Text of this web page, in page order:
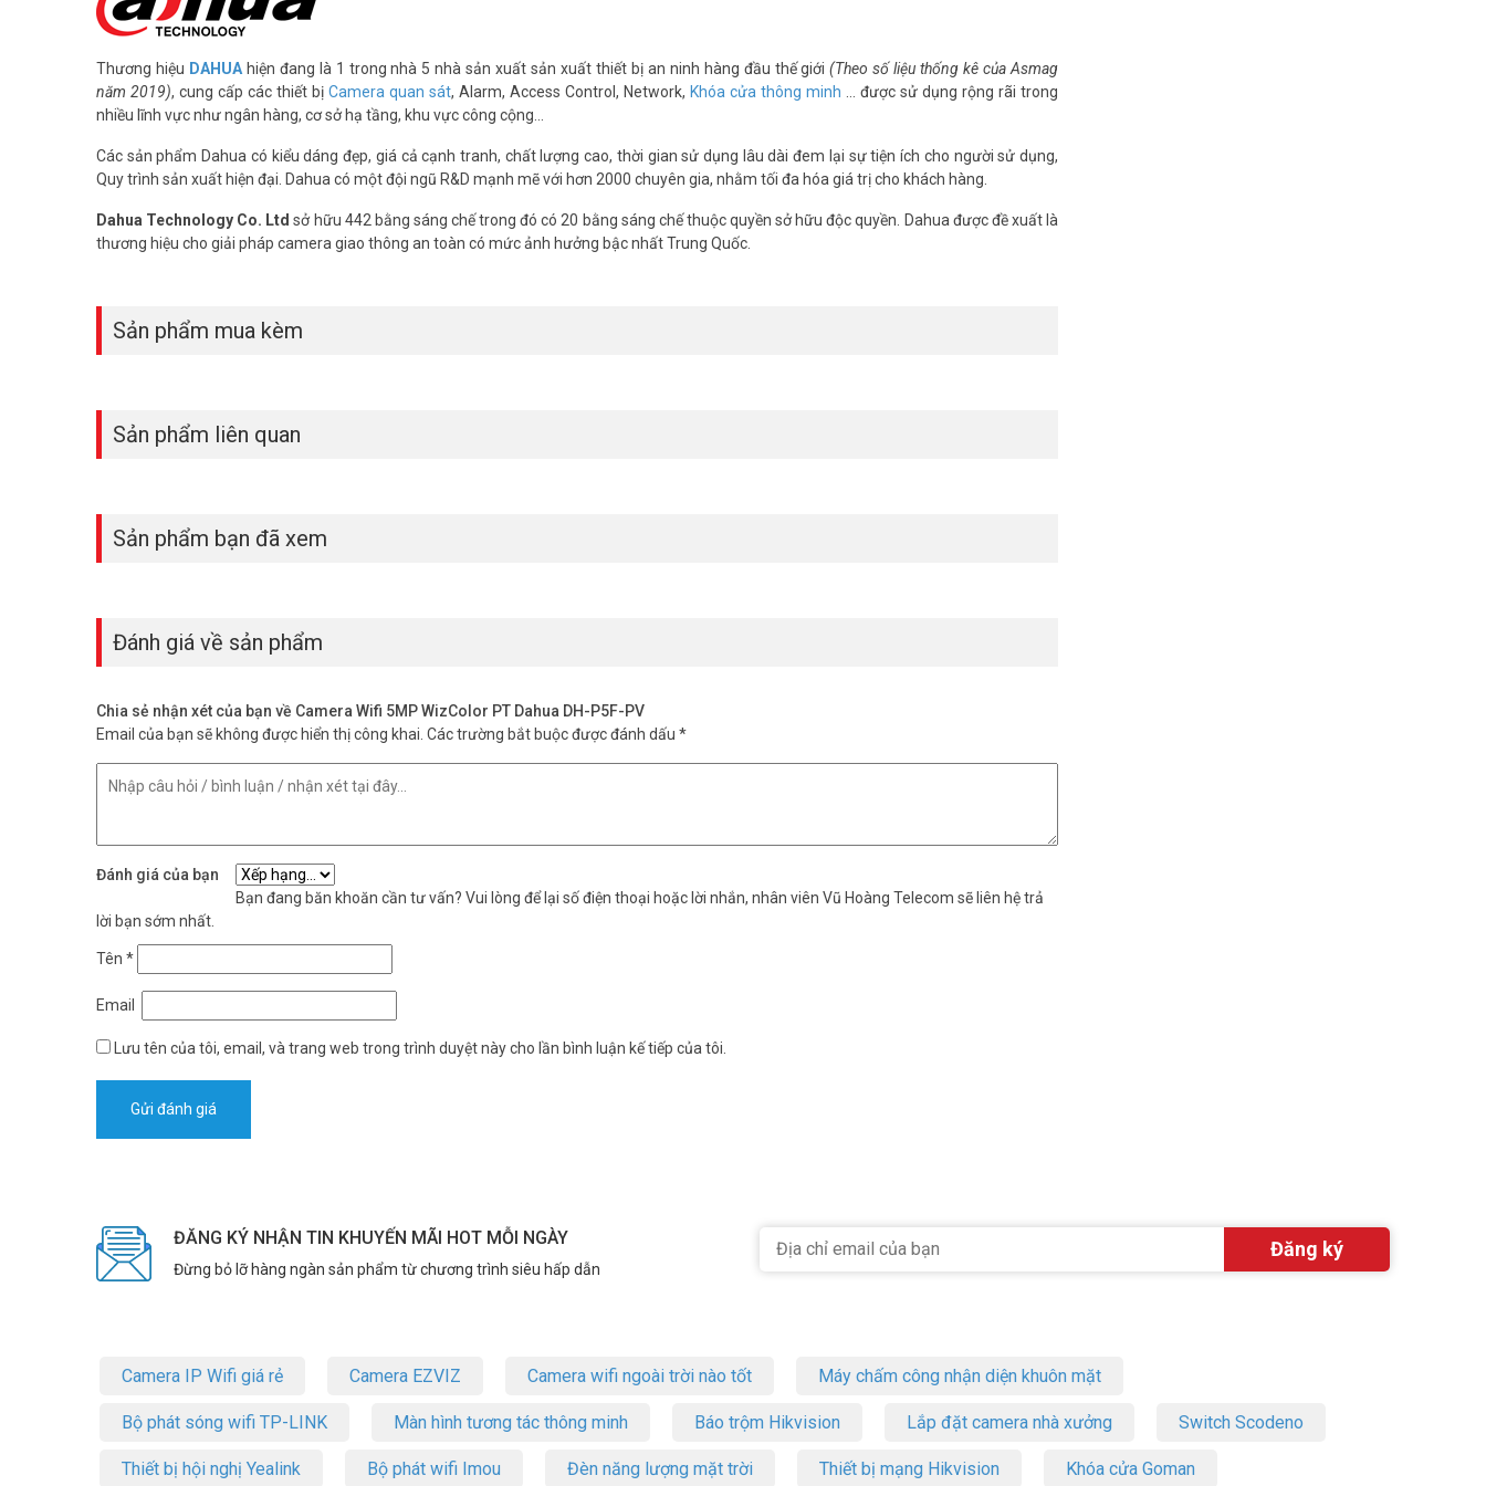
ghi lại hình ảnh có đầy đủ màu sắc vào ban đêm. Bạn dễ dàng nhận diện trang phục, phương tiện một cách chính xác. Khoảng cách chiếu
sáng hiệu quả lên đến 30 mét.
AI Auto-Tracking Thông Minh
Camera không chỉ đứng yên một chỗ. Nó có khả năng xoay ngang 345° và xoay dọc 90°. Quan trọng hơn, tính năng Auto-Tracking hoạt
động dựa trên AI. Khi phát hiện chuyển động của người hoặc xe, camera sẽ tự động xoay để bám theo. Nó đảm bảo ghi lại toàn bộ hành trình
của đối tượng.
Thương hiệu DAHUAhiện đang là 1 trong nhà 5 nhà sản xuất sản xuất thiết bị an ninh hàng đầu thế giới(Theo số liệu thống kê của Asmag
năm 2019), cung cấp các thiết bị Camera quan sát, Alarm, Access Control, Network, Khóa cửa thông minh … được sử dụng rộng rãi trong
nhiều lĩnh vực như ngân hàng, cơ sở hạ tầng, khu vực công cộng…
Các sản phẩm Dahua có kiểu dáng đẹp, giá cả cạnh tranh, chất lượng cao, thời gian sử dụng lâu dài đem lại sự tiện ích cho người sử dụng,
Quy trình sản xuất hiện đại. Dahua có một đội ngũ R&D mạnh mẽ với hơn 2000 chuyên gia, nhằm tối đa hóa giá trị cho khách hàng.
Dahua Technology Co. Ltd sở hữu 442 bằng sáng chế trong đó có 20 bằng sáng chế thuộc quyền sở hữu độc quyền. Dahua được đề xuất là
thương hiệu cho giải pháp camera giao thông an toàn có mức ảnh hưởng bậc nhất Trung Quốc.
Sản phẩm mua kèm
Sản phẩm liên quan
Sản phẩm bạn đã xem
Đánh giá về sản phẩm
Chia sẻ nhận xét của bạn về Camera Wifi 5MP WizColor PT Dahua DH-P5F-PV
Email của bạn sẽ không được hiển thị công khai. Các trường bắt buộc được đánh dấu *
Đánh giá của bạn
Bạn đang băn khoăn cần tư vấn? Vui lòng để lại số điện thoại hoặc lời nhắn, nhân viên Vũ Hoàng Telecom sẽ liên hệ trả
lời bạn sớm nhất.
Tên *
Email
Lưu tên của tôi, email, và trang web trong trình duyệt này cho lần bình luận kế tiếp của tôi.
ĐĂNG KÝ NHẬN TIN KHUYẾN MÃI HOT MỖI NGÀY
Đừng bỏ lỡ hàng ngàn sản phẩm từ chương trình siêu hấp dẫn
Camera IP Wifi giá rẻ Camera EZVIZ Camera wifi ngoài trời nào tốt Máy chấm công nhận diện khuôn mặt
Bộ phát sóng wifi TP-LINK Màn hình tương tác thông minh Báo trộm Hikvision Lắp đặt camera nhà xưởng Switch Scodeno
Thiết bị hội nghị Yealink Bộ phát wifi Imou Đèn năng lượng mặt trời Thiết bị mạng Hikvision Khóa cửa Goman